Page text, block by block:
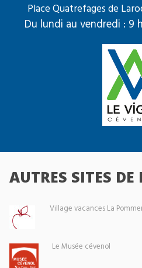
Place Quatrefages de
Du lundi au vendredi : 9
AUTRES SITES
Village vacances La
Le Musée cévenol